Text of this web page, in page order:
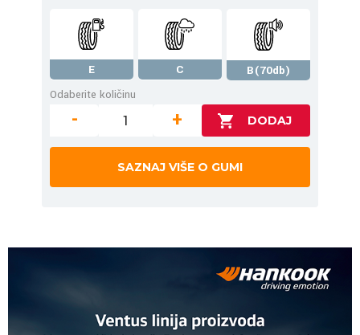
E C
B(70db)
Odaberite količinu
- +
SAZNAJ VIŠE O GUMI